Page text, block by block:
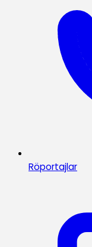
Röportajlar